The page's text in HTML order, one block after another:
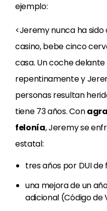
ejemplo:
<Jeremy nunca ha sido
casino, bebe cinco
casa. Un coche
repentinamente y
personas resultan
tiene 73 años. Con
felonía, Jeremy se
estatal:
tres años por DUI
una mejora de un
adicional (Código de